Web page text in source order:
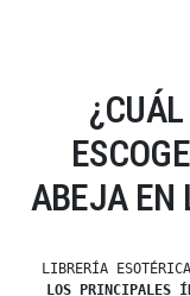
ABEJA EN
LIBRERÍA
LOS PRINCIPALES